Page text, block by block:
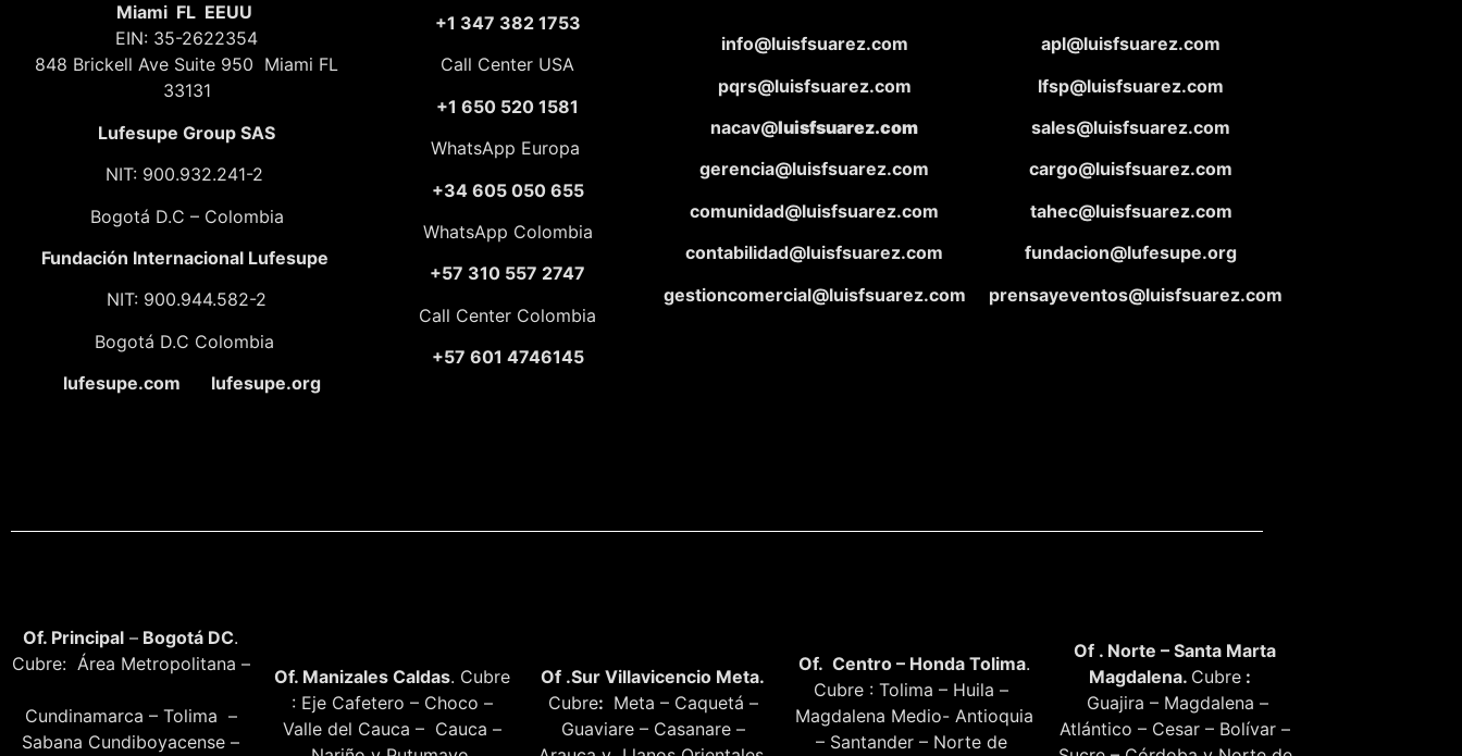
Miami FL EEUU
EIN: 35-2622354
848 Brickell Ave Suite 950 Miami FL
33131
Lufesupe Group SAS
NIT: 900.932.241-2
Bogotá D.C – Colombia
Fundación Internacional Lufesupe
NIT: 900.944.582-2
Bogotá D.C Colombia
lufesupe.com lufesupe.org
+1 347 382 1753
Call Center USA
+1 650 520 1581
WhatsApp Europa
+34 605 050 655
WhatsApp Colombia
+57 310 557 2747
Call Center Colombia
+57 601 4746145
info@luisfsuarez.com
pqrs@luisfsuarez.com
nacav@luisfsuarez.com
gerencia@luisfsuarez.com
comunidad@luisfsuarez.com
contabilidad@luisfsuarez.com
gestioncomercial@luisfsuarez.com
apl@luisfsuarez.com
lfsp@luisfsuarez.com
sales@luisfsuarez.com
cargo@luisfsuarez.com
tahec@luisfsuarez.com
fundacion@lufesupe.org
prensayeventos@luisfsuarez.com
Of. Principal – Bogotá DC.
Cubre: Área Metropolitana –
Cundinamarca – Tolima –
Sabana Cundiboyacense –
Of. Manizales Caldas. Cubre
: Eje Cafetero – Choco –
Valle del Cauca – Cauca –
Of .Sur Villavicencio Meta.
Cubre: Meta – Caquetá –
Guaviare – Casanare –
Of. Centro – Honda Tolima.
Cubre : Tolima – Huila –
Magdalena Medio- Antioquia
– Santander – Norte de
Of . Norte – Santa Marta
Magdalena. Cubre :
Guajira – Magdalena –
Atlántico – Cesar – Bolívar –